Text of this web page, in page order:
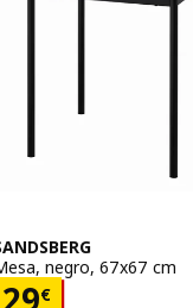
negro, 67x67 cm
€ 29€